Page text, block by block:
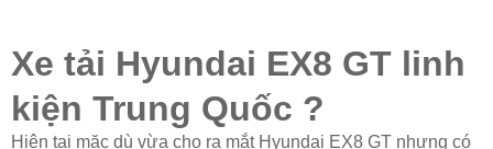
Xe tải Hyundai EX8 GT linh
kiện Trung Quốc ?
Hiện tại mặc dù vừa cho ra mắt Hyundai EX8 GT nhưng có